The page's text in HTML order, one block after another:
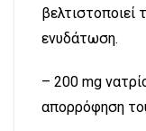
βελτιστοποιεί
ενυδάτωση.
– 200 mg
απορρόφηση